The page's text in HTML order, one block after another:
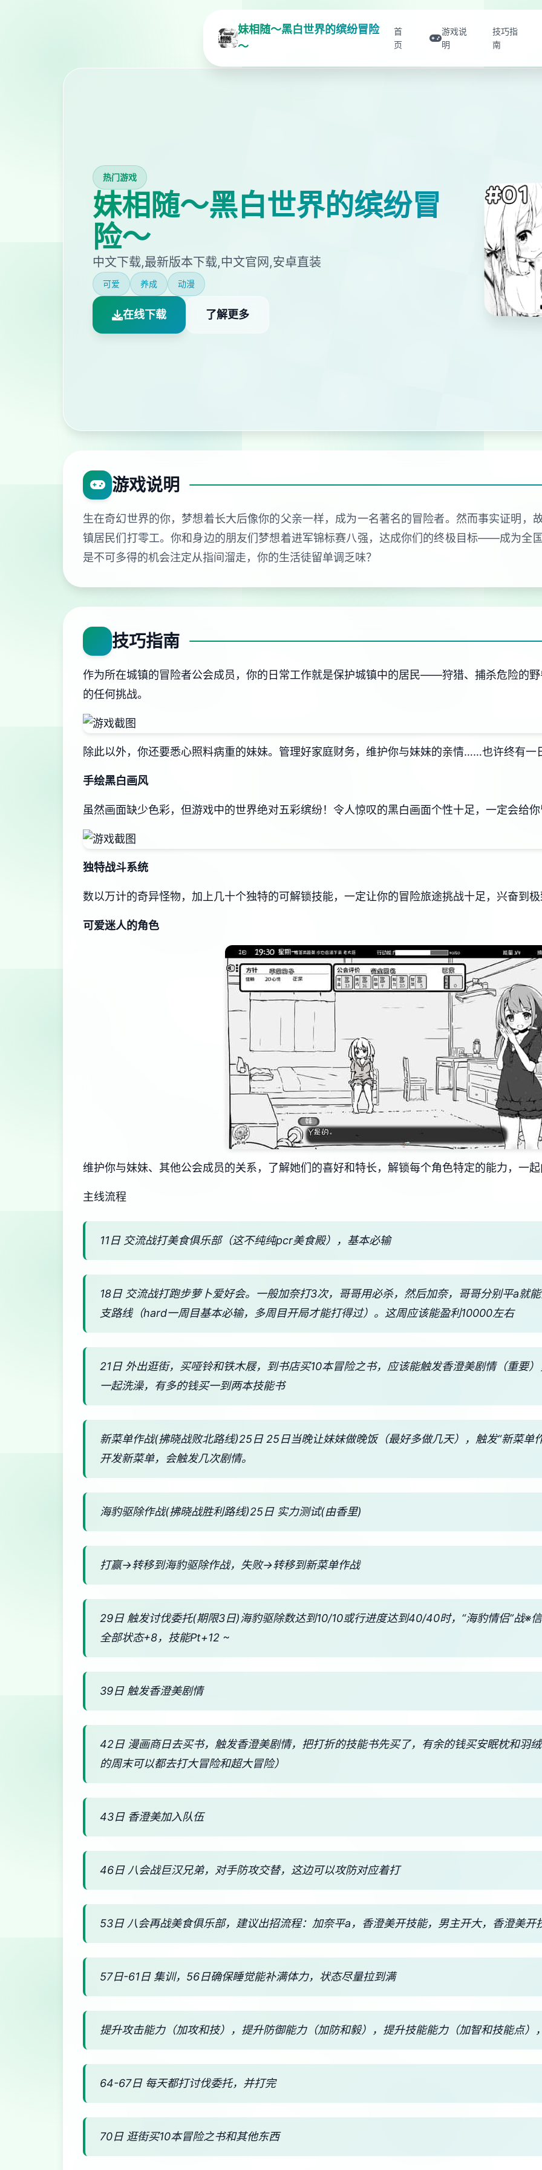
妹相随～黑白世界的缤纷冒险
～
首
页
游戏说
明
技巧指
南
热门游戏
妹相随～黑白世界的缤纷冒
险～
中文下载,最新版本下载,中文官网,安卓直装
可爱 养成 动漫
在线下载 了解更多
游戏说明
生在奇幻世界的你，梦想着长大后像你的父亲一样，成为一名著名的冒险者。然而事实证明
镇居民们打零工。你和身边的朋友们梦想着进军锦标赛八强，达成你们的终极目标——成为全
是不可多得的机会注定从指间溜走，你的生活徒留单调乏味？
技巧指南
作为所在城镇的冒险者公会成员，你的日常工作就是保护城镇中的居民——狩猎、捕杀危险的
的任何挑战。
除此以外，你还要悉心照料病重的妹妹。管理好家庭财务，维护你与妹妹的亲情……也许终有一
手绘黑白画风
虽然画面缺少色彩，但游戏中的世界绝对五彩缤纷！令人惊叹的黑白画面个性十足，一定会给
独特战斗系统
数以万计的奇异怪物，加上几十个独特的可解锁技能，一定让你的冒险旅途挑战十足，兴奋到
可爱迷人的角色
维护你与妹妹、其他公会成员的关系，了解她们的喜好和特长，解锁每个角色特定的能力，一
主线流程
11日 交流战打美食俱乐部（这不纯纯pcr美食殿），基本必输
18日 交流战打跑步萝卜爱好会。一般加奈打3次，哥哥用必杀，然后加奈，哥哥分别平a就
支路线（hard一周目基本必输，多周目开局才能打得过）。这周应该能盈利10000左右
21日 外出逛街，买哑铃和铁木屐，到书店买10本冒险之书，应该能触发香澄美剧情（重要
一起洗澡，有多的钱买一到两本技能书
新菜单作战(拂晓战败北路线)25日 25日当晚让妹妹做晚饭（最好多做几天），触发“新菜单
开发新菜单，会触发几次剧情。
海豹驱除作战(拂晓战胜利路线)25日 实力测试(由香里)
打赢→转移到海豹驱除作战，失败→转移到新菜单作战
29日 触发讨伐委托(期限3日)海豹驱除数达到10/10或行进度达到40/40时，“海豹情侣”战※
全部状态+8，技能Pt+12 ~
39日 触发香澄美剧情
42日 漫画商日去买书，触发香澄美剧情，把打折的技能书先买了，有余的钱买安眠枕和羽
的周末可以都去打大冒险和超大冒险）
43日 香澄美加入队伍
46日 八会战巨汉兄弟，对手防攻交替，这边可以攻防对应着打
53日 八会再战美食俱乐部，建议出招流程：加奈平a，香澄美开技能，男主开大，香澄美开
57日-61日 集训，56日确保睡觉能补满体力，状态尽量拉到满
提升攻击能力（加攻和技），提升防御能力（加防和毅），提升技能能力（加智和技能点）
64-67日 每天都打讨伐委托，并打完
70日 逛街买10本冒险之书和其他东西